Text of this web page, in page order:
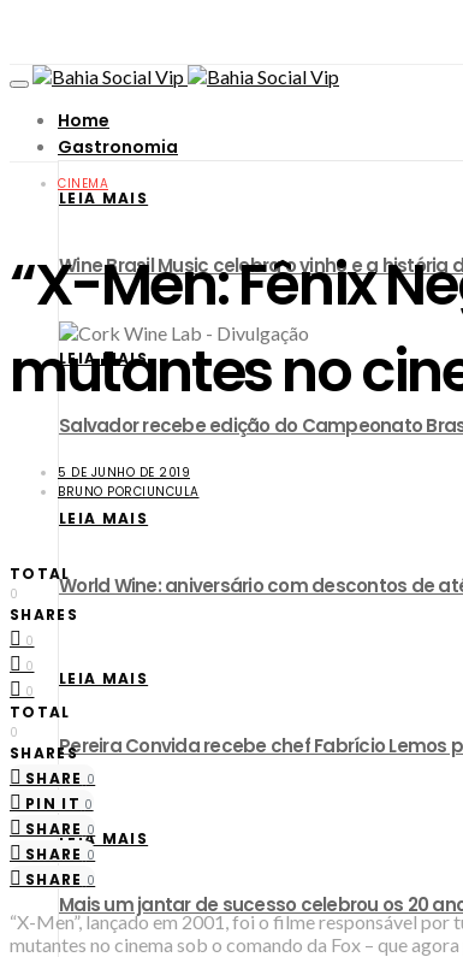
Home
Gastronomia
LEIA MAIS
Wine Brasil Music celebra o vinho e a
LEIA MAIS
​Salvador recebe edição do Campeonato
LEIA MAIS
World Wine: aniversário com descontos de
LEIA MAIS
Pereira Convida recebe chef Fabrício Lemos
LEIA MAIS
Mais um jantar de sucesso celebrou os 20
CINEMA
“X-Men: Fênix
mutantes no
5 DE JUNHO DE 2019
BRUNO PORCIUNCULA
TOTAL
0
SHARES
0
0
0
TOTAL
0
SHARES
SHARE 0
PIN IT 0
SHARE 0
SHARE 0
SHARE 0
“X-Men”, lançado em 2001, foi o filme responsável
mutantes no cinema sob o comando da Fox – que